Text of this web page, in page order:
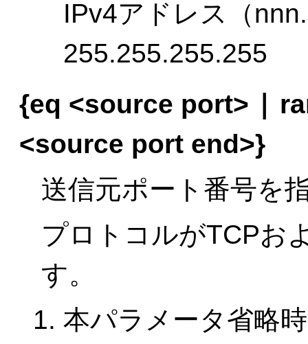
IPv4アドレス（
255.255.255.255
{eq <source port>
<source port end>}
送信元ポート番号を
プロトコルがTCPお
す。
本パラメータ省略